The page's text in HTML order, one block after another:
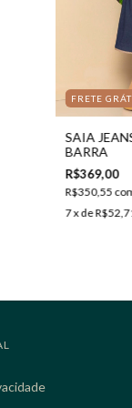
FRETE
SAIA
BARRA
R$369,00
R$350,55
7x de